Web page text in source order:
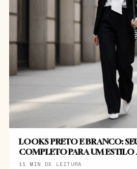
LOOKS PRETO E BRANCO:
COMPLETO PARA UM
11 MIN DE LEITURA